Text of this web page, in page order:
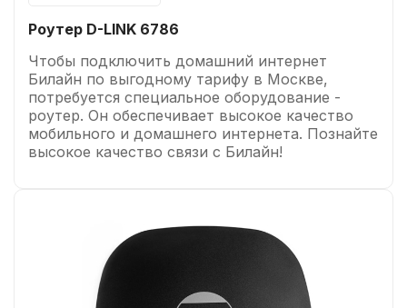
Роутер D-LINK 6786
Чтобы подключить домашний интернет
Билайн по выгодному тарифу в Москве,
потребуется специальное оборудование -
роутер. Он обеспечивает высокое качество
мобильного и домашнего интернета. Познайте
высокое качество связи с Билайн!